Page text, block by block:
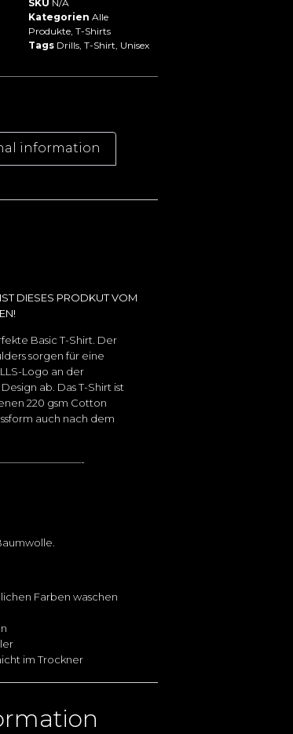
SKU N/A
Kategorien Alle
Produkte, T-Shirts
Tags Drills, T-Shirt Unisex
information
DIESES PRODKUT VOM
Basic T-Shirt. Der
sorgen für eine
Logo an der
ab. Das T-Shirt ist
220 gsm Cotton
auch nach dem
Farben waschen
im Trockner